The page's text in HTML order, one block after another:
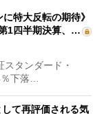
特大反転の期待》
1四半期決算、…
タンダード・
下落…
て再評価される気